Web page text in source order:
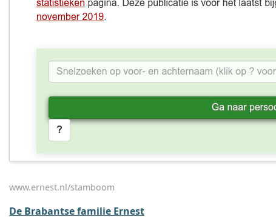
www.ernest.nl/stamboom
De Brabantse familie Ernest